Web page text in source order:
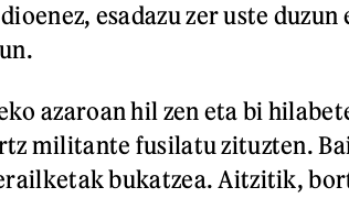
esadazu zer uste duzun
azaroan hil zen eta bi
militante fusilatu zituzten.
bukatzea. Aitzitik,